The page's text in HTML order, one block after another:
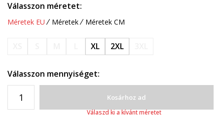
Válasszon méretet:
Méretek EU Méretek Méretek CM
XL 2XL
Válasszon mennyiséget:
Kosárhoz ad
Válaszd ki a kívánt méretet